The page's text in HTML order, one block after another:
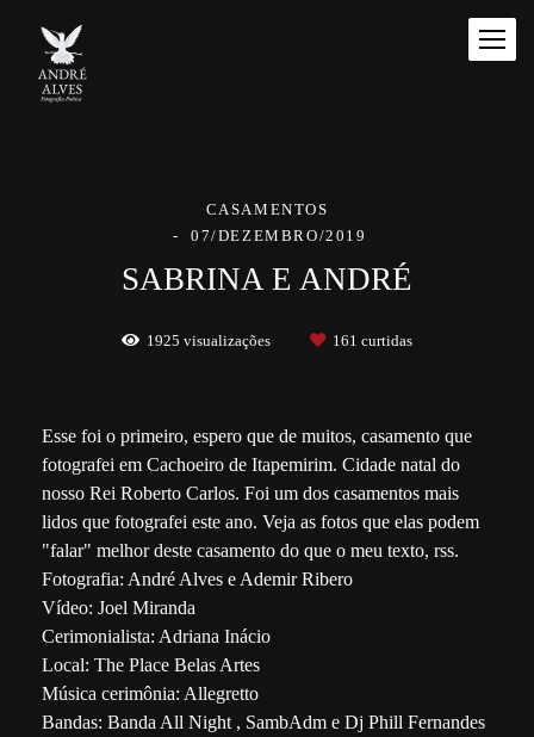
CASAMENTOS
07/DEZEMBRO/2019
SABRINA E ANDRÉ
1925 visualizações 161 curtidas
Esse foi o primeiro, espero que de muitos, casamento que
fotografei em Cachoeiro de Itapemirim. Cidade natal do
nosso Rei Roberto Carlos. Foi um dos casamentos mais
lidos que fotografei este ano. Veja as fotos que elas podem
"falar" melhor deste casamento do que o meu texto, rss.
Fotografia: André Alves e Ademir Ribero
Vídeo: Joel Miranda
Cerimonialista: Adriana Inácio
Local: The Place Belas Artes
Música cerimônia: Allegretto
Bandas: Banda All Night , SambAdm e Dj Phill Fernandes